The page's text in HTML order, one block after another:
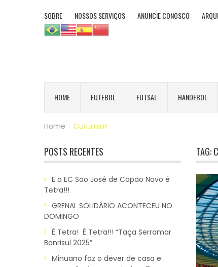
SOBRE NOSSOS SERVIÇOS ANUNCIE CONOSCO
HOME FUTEBOL FUTSAL HANDEBOL
Home Curumim
POSTS RECENTES
E o EC São José de Capão Novo é
Tetra!!!
GRENAL SOLIDÁRIO ACONTECEU NO
DOMINGO
É Tetra! É Tetra!!! “Taça Serramar
Banrisul 2025”
Minuano faz o dever de casa e
TAG: